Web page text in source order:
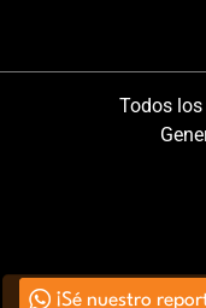
Todos
¡Sé nuestro